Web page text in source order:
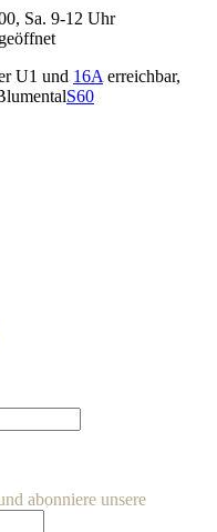
Sa. 9-12 Uhr
U1 und 16A erreichbar,
S60
abonniere unsere